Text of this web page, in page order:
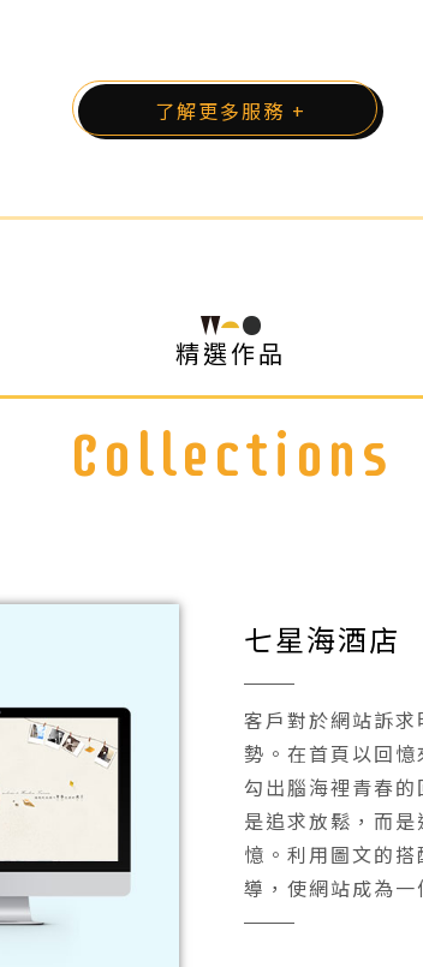
了解更多服務 +
精選作品
Collections
七星海酒店
客戶對於網站訴
勢。在首頁以回
勾出腦海裡青春
是追求放鬆，而
憶。利用圖文的
導，使網站成為一